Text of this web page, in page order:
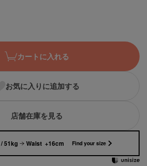
カートに入れる
お気に入りに追加する
店舗在庫を見る
51kg Waist +16cm Find your size